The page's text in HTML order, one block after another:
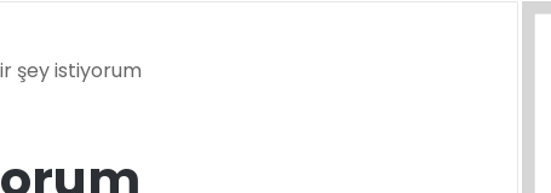
şey istiyorum